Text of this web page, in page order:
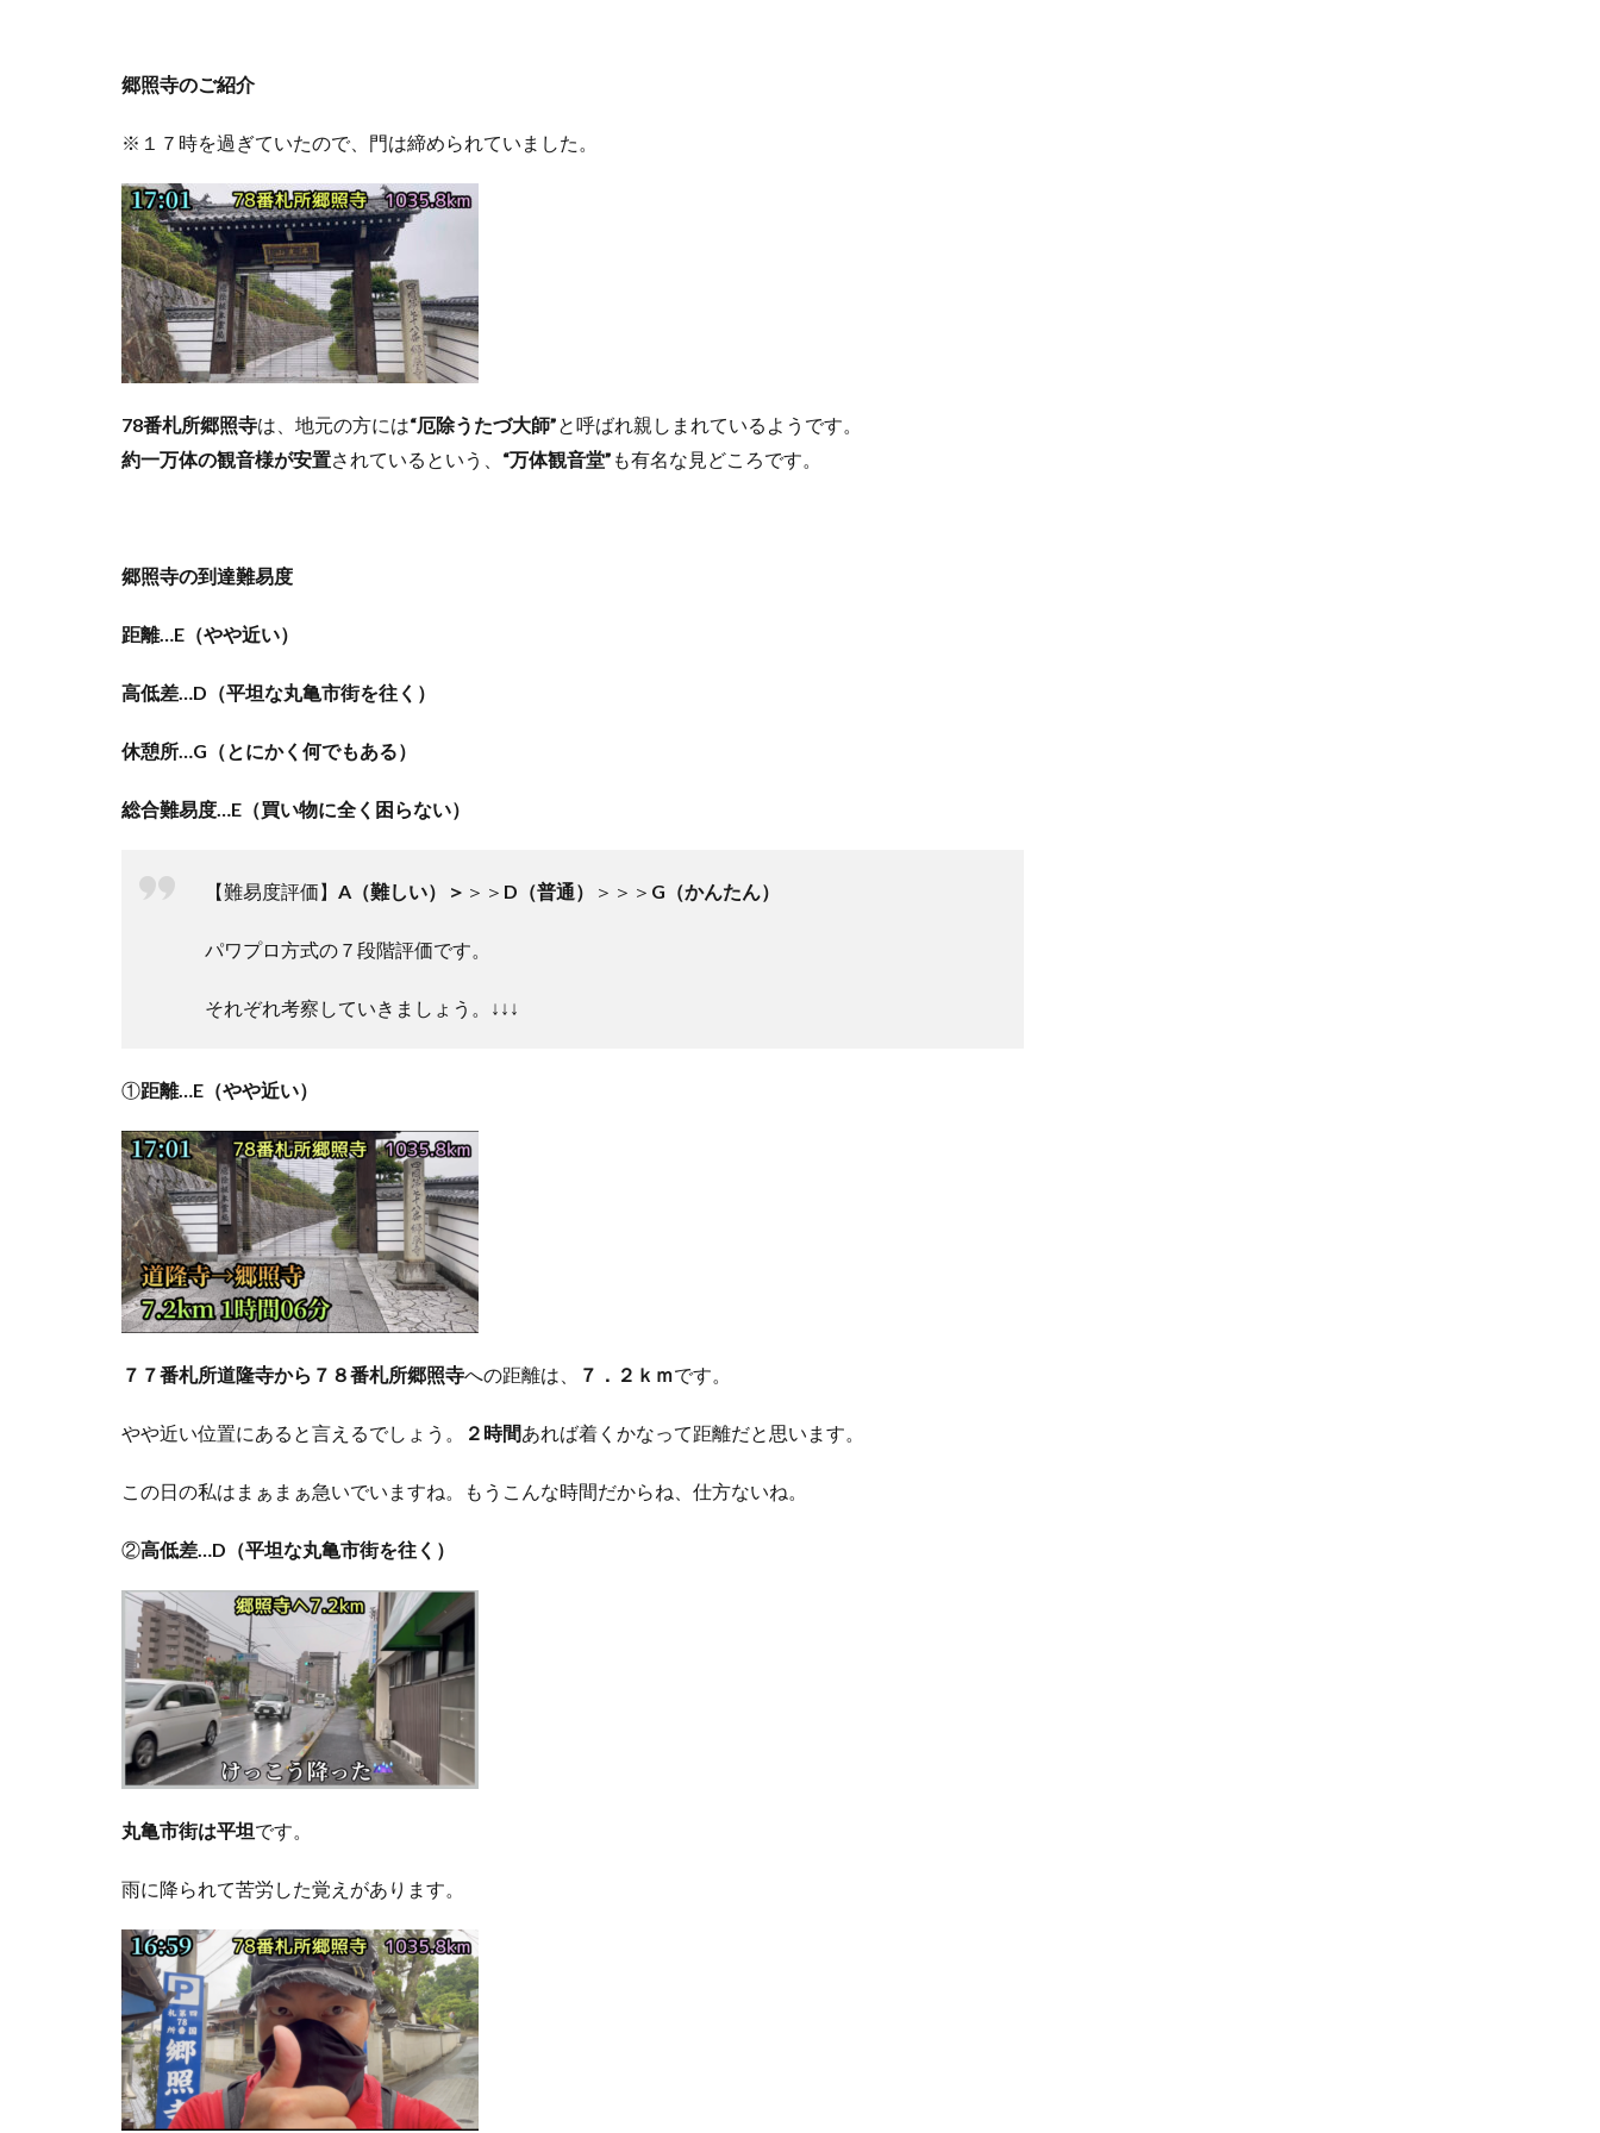
郷照寺のご紹介
※１７時を過ぎていたので、門は締められていました。
78番札所郷照寺は、地元の方には“厄除うたづ大師”と呼ばれ親しまれているようです。
約一万体の観音様が安置されているという、 “万体観音堂” も有名な見どころです。
郷照寺の到達難易度
距離…E （やや近い）
高低差…D （平坦な丸亀市街を往く）
休憩所…G （とにかく何でもある）
総合難易度…E （買い物に全く困らない）
【難易度評価】 A （難しい）＞ ＞＞ D （普通） ＞＞＞ G （かんたん）
パワプロ方式の７段階評価です。
それぞれ考察していきましょう。↓↓↓
①距離…E （やや近い）
７７番札所道隆寺から７８番札所郷照寺への距離は、 ７．２ｋｍです。
やや近い位置にあると言えるでしょう。 ２時間あれば着くかなって距離だと思います。
この日の私はまぁまぁ急いでいますね。もうこんな時間だからね、仕方ないね。
②高低差…D （平坦な丸亀市街を往く）
丸亀市街は平坦です。
雨に降られて苦労した覚えがあります。